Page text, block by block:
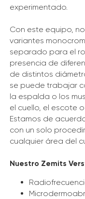
experimentado.
Con este equipo,
variantes
separado para el
presencia de
de distintos
se puede trabajar
la espalda o los
el cuello, el escote
Estamos de
con un solo
cualquier área del
Nuestro Zemits